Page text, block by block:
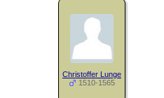
Christoffer Lunge
1510-1565